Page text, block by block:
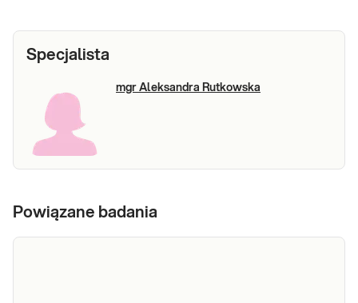
Specjalista
mgr Aleksandra Rutkowska
Powiązane badania